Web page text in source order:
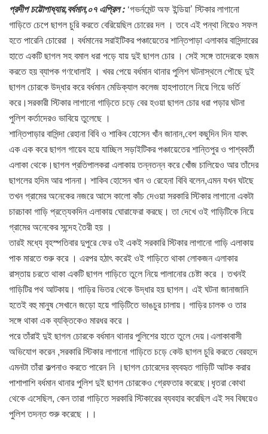
প্রদীপ চট্টোপাধ্যায়,বর্ধমান,০৭ এপ্রিল : ‘গভর্নমেন্ট অফ ইন্ডিয়া’ স্টিকার লাগানো
গাড়িতে চেপে ছাগল চুরি করতে বেরিয়েছিল চোরের দল । তবে এই পন্থা নিয়েও সফল
হতে পারেনি চোরেরা । বর্ধমানের সরাইটিকর পঞ্চায়েতের শান্তিপাড়া এলাকার বাসিন্দারের
হাতে একটি ছাগল সহ বমাল ধরা পড়ে যায় দুই ছাগল চোর । সেই সঙ্গে তাদেরকে হজম
করতে হয় ব্যাপক গণধোলাই । খবর পেয়ে বর্ধমান থানার পুলিশ ঘটনাস্থলে পৌছে দুই
ছাগল চোরকে উদ্ধার করে বর্ধমান মেডিক্যাল কলেজ হাহপাতালে নিয়ে গিয়ে ভর্তি
করে।সরকারী স্টিকার লাগানো গাড়িতে চড়ে বের হওয়া ছাগল চোর ধরা পড়ার ঘটনা
পুলিশ কর্তাদেরও ভাবিয়ে তুলেছে ।
শান্তিপাড়ার বাসিন্দা রেহানা বিবি ও শাকিব হোসেন খাঁন জানান,বেশ কছুদিন দিন যাবৎ
এক এক করে ছাগল গায়েব হয়ে যাচ্ছিল সড়াইটিকর পঞ্চায়েতের শান্তিপুর ও পাশ্ববর্তী
এলাকা থেকে।ছাগল প্রতিপালকরা এলাকায় তন্নতন্ন করে খোঁজ চালিয়েও আর তাঁদের
ছাগলের হদিম আর পাননা। শাকিব হোসেন খান ও রেহেনা বিবি বলেন,এমন যখন ঘটছে
তখন গ্রামের অনেকের নজরে আসে কালো কাঁচ দেওয়া সরকারি স্টিকার লাগানো একটা
চারচাকা গাড়ি প্রত্যেকদিন এলাকায় ঘোরাফেরা করছে। তা দেখে ওই গাড়িটিকে নিয়ে
গ্রামের অনেকের সন্দেহ তৈরী হয় ।
তারই মধ্যে বৃহস্পতিবার দুপুরে ফের ওই একই সরকারি স্টিকার লাগানো গাড়ি এলাকায়
পাক মারতে শুরু করে । এরপর হঠাৎ করেই ওই গাড়িতে থাকা লোকজন এলাকার
রাস্তায় চরতে থাকা একটি ছাগল গাড়িতে তুলে নিয়ে পালানোর চেষ্টা করে । তখনই
গাড়িটির পথ আটকায়। গাড়ির ভিতর থেকে উদ্ধার হয় ছাগল। এই ঘটনা জানাজানি
হতেই বহু মানুষ সেখানে জড়ো হয়ে গাড়িটিতে ভাঙচুর চালায়। গাড়ির চালক ও তার
সঙ্গে থাকা এক ব্যক্তিকেও মারধর করে ।
পরে তাঁরাই দুই ছাগল চোরকে বর্ধমান থানার পুলিশের হাতে তুলে দেয়।এলাকাবাসী
অভিযোগ করেন ,সরকারি স্টিকার লাগানো গাড়িতে চড়ে কেউ ছাগল চুরি করতে বেরহদে
এমনটা তাঁরা কল্পনাও করতে পারেন নি ।ছাগল চোরেদের ব্যবহৃত গাড়িটি আটক করার
পাশাপাশি বর্ধমান থানার পুলিশ দুই ছাগল চোরকেও গ্রেফতার করেছে।ধৃতরা কোথা
থেকে এসেছিল, কেন তারা গাড়িতে সরকারি স্টিকারের ব্যবহার করেছিল এই সব বিষয়েও
পুলিশ তদন্ত শুরু করেছে ।।